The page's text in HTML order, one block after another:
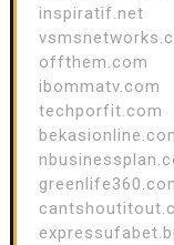
inspiratif.net
offthem.com
ibommatv.com
techporfit.com